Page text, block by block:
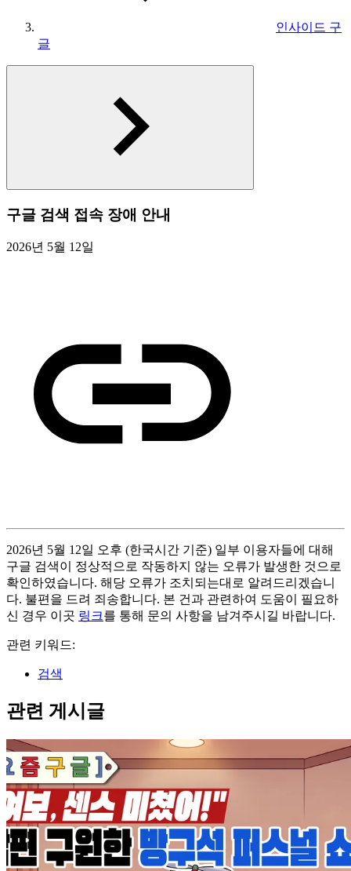
인사이드 구
글
구글 검색 접속 장애 안내
2026년 5월 12일
2026년 5월 12일 오후 (한국시간 기준) 일부 이용자들에 대해
구글 검색이 정상적으로 작동하지 않는 오류가 발생한 것으로
확인하였습니다. 해당 오류가 조치되는대로 알려드리겠습니
다. 불편을 드려 죄송합니다. 본 건과 관련하여 도움이 필요하
신 경우 이곳 링크를 통해 문의 사항을 남겨주시길 바랍니다.
관련 키워드:
검색
관련 게시글